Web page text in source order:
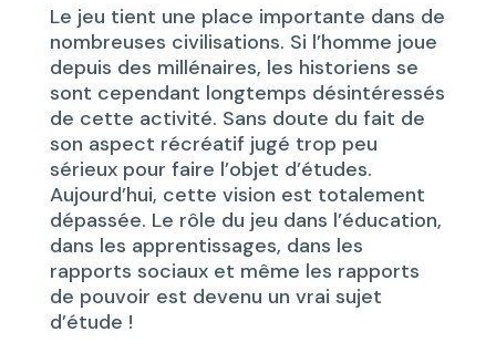
Le jeu tient une place importante dans de
nombreuses civilisations. Si l’homme joue
depuis des millénaires, les historiens se
sont cependant longtemps désintéressés
de cette activité. Sans doute du fait de
son aspect récréatif jugé trop peu
sérieux pour faire l’objet d’études.
Aujourd’hui, cette vision est totalement
dépassée. Le rôle du jeu dans l’éducation,
dans les apprentissages, dans les
rapports sociaux et même les rapports
de pouvoir est devenu un vrai sujet
d’étude !